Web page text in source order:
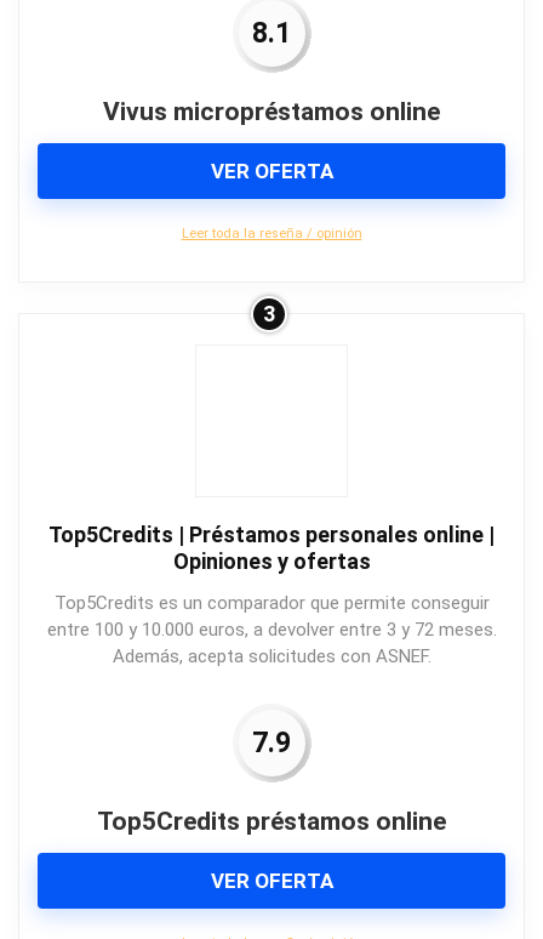
8.1
Vivus micropréstamos online
VER OFERTA
Leer toda la reseña / opinión
3
Top5Credits | Préstamos personales online |
Opiniones y ofertas
Top5Credits es un comparador que permite conseguir
entre 100 y 10.000 euros, a devolver entre 3 y 72 meses.
Además, acepta solicitudes con ASNEF.
7.9
Top5Credits préstamos online
VER OFERTA